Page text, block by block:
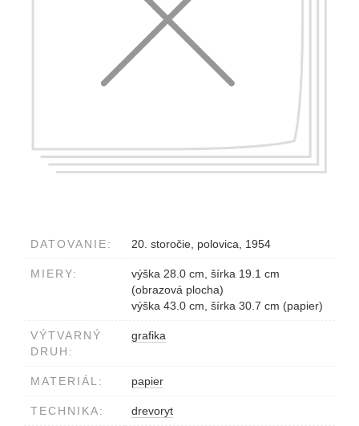
DATOVANIE: 20. storočie, polovica, 1954
MIERY:
výška 28.0 cm, šírka 19.1 cm
(obrazová plocha)
výška 43.0 cm, šírka 30.7 cm (papier)
VÝTVARNÝ
DRUH:
grafika
MATERIÁL: papier
TECHNIKA: drevoryt